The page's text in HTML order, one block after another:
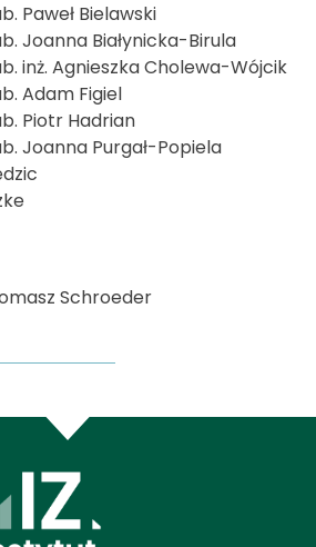
Paweł Bielawski
Joanna Białynicka-Birula
inż. Agnieszka Cholewa-Wójcik
Adam Figiel
Piotr Hadrian
Joanna Purgał-Popiela
Schroeder